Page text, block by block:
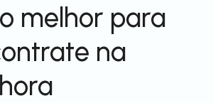
melhor para
na